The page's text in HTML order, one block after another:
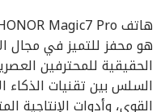
هو محفز للتميز في مجال
الحقيقية للمحترفين
السلس بين تقنيات الذكاء
القوي، وأدوات الإنتاجية